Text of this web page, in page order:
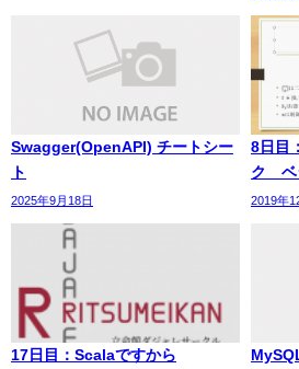
Swagger(OpenAPI) チートシー
ト
2025年9月18日
8日目
ク ベ
2019年
17日目：Scalaですから